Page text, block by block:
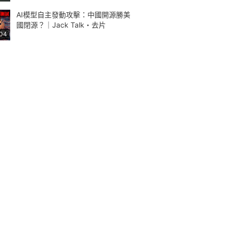
AI模型自主發動攻擊：中國開源勝美
國閉源？｜Jack Talk・去片